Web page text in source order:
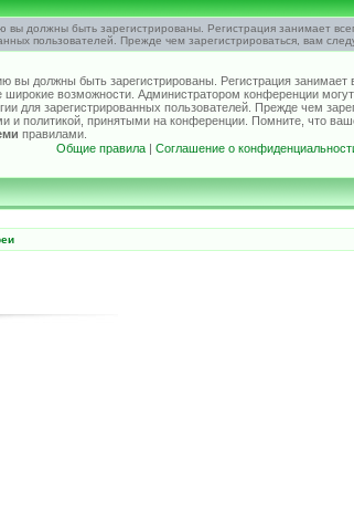
вы должны быть зарегистрированы. Регистрация занимает
пользователей. Прежде чем зарегистрироваться, вам
вы должны быть зарегистрированы. Регистрация занимает
широкие возможности. Администратором конференции
для зарегистрированных пользователей. Прежде чем
и политикой, принятыми на конференции. Помните, что
правилами.
Общие правила| Соглашение о